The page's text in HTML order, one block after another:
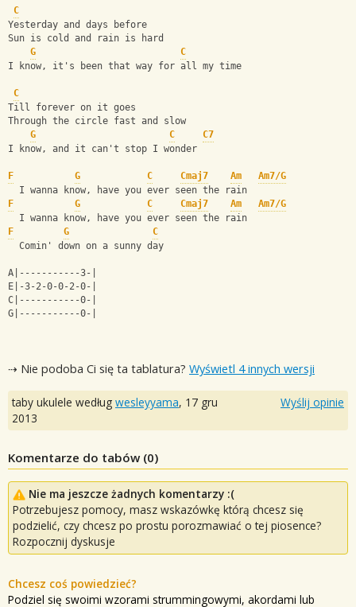
C
Yesterday and days before
Sun is cold and rain is hard
G
C
I know, it's been that way for all my time
C
Till forever on it goes
Through the circle fast and slow
G
C
C7
I know, and it can't stop I wonder
F G C Cmaj7 Am
Am7/G
  I wanna know, have you ever seen the rain
F
G C Cmaj7 Am
Am7/G
  I wanna know, have you ever seen the rain
F
G
C
  Comin' down on a sunny day
A|-----------3-|
E|-3-2-0-0-2-0-|
C|-----------0-|
G|-----------0-|
⇢ Nie podoba Ci się ta tablatura? Wyświetl 4 innych wersji
taby ukulele według wesleyyama, 17 gru
2013
Wyślij opinie
Komentarze do tabów (0)
Nie ma jeszcze żadnych komentarzy :(
Potrzebujesz pomocy, masz wskazówkę którą chcesz się
podzielić, czy chcesz po prostu porozmawiać o tej piosence?
Rozpocznij dyskusje
Chcesz coś powiedzieć?
Podziel się swoimi wzorami strummingowymi, akordami lub